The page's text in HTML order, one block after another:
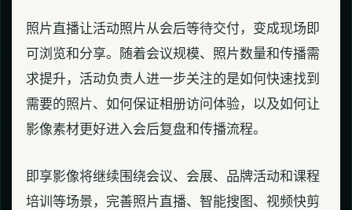
照片直播让活动照片从会后等待交付，变成现场即
可浏览和分享。随着会议规模、照片数量和传播需
求提升，活动负责人进一步关注的是如何快速找到
需要的照片、如何保证相册访问体验，以及如何让
影像素材更好进入会后复盘和传播流程。
即享影像将继续围绕会议、会展、品牌活动和课程
培训等场景，完善照片直播、智能搜图、视频快剪